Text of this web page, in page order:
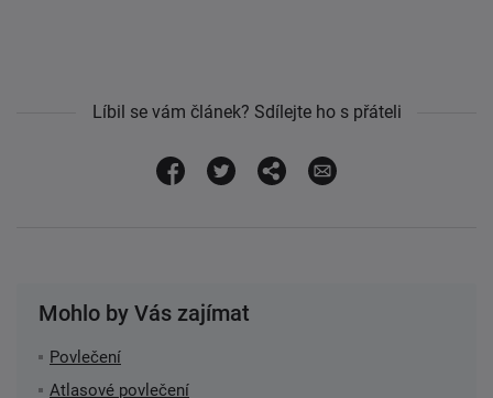
Mohlo by Vás zajímat
Povlečení
Atlasové povlečení
Líbil se vám článek? Sdílejte ho s přáteli